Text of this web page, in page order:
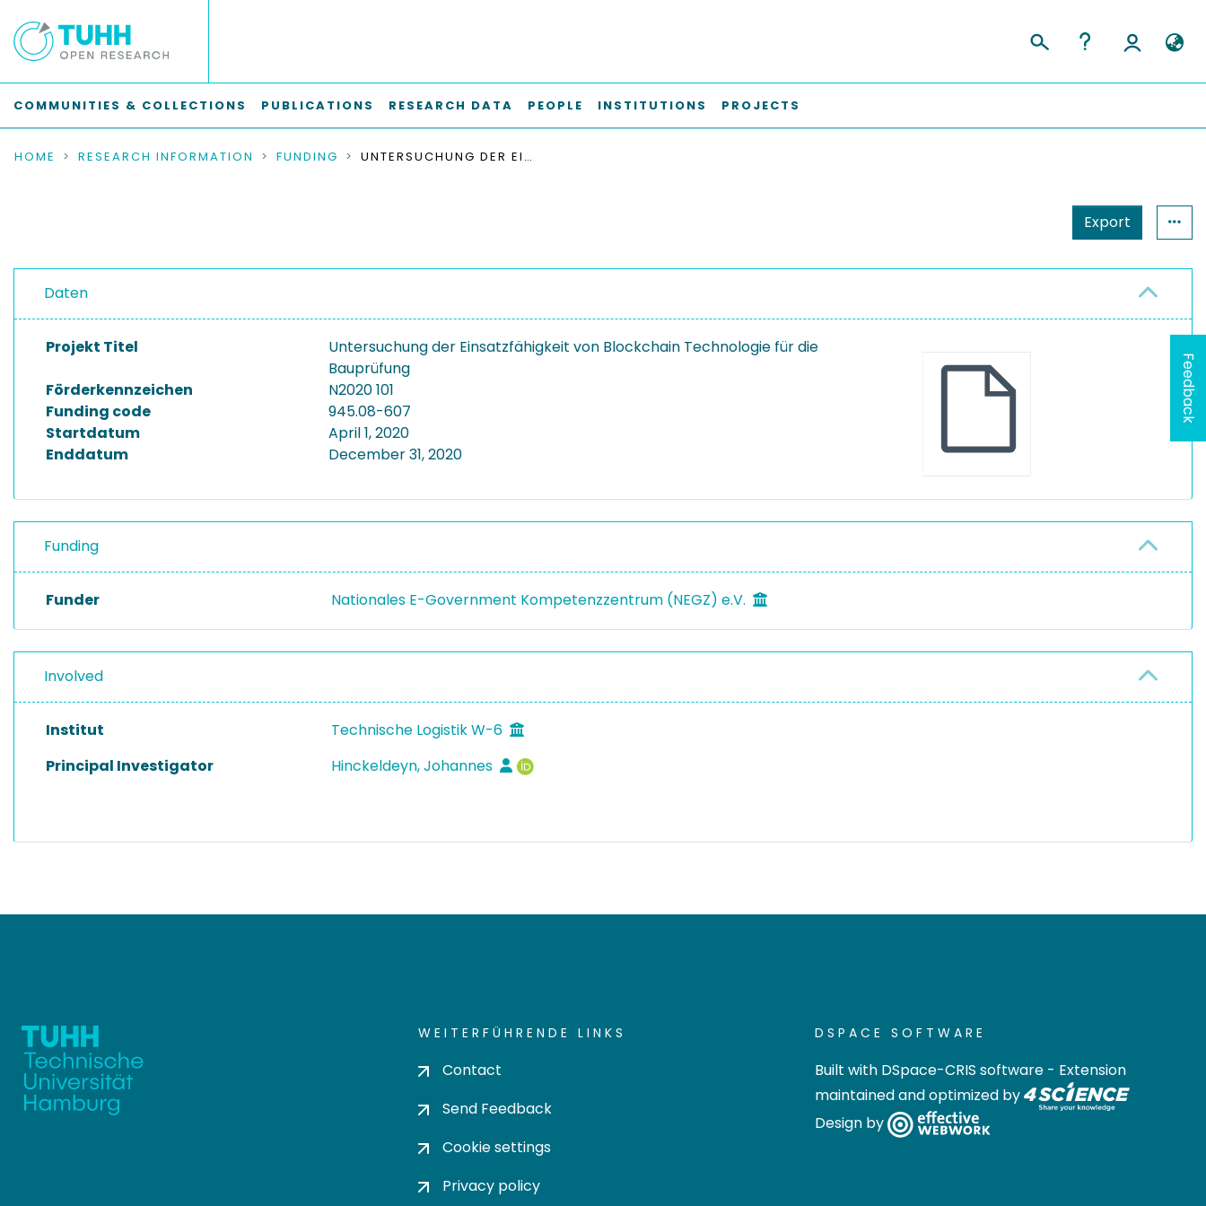
COMMUNITIES & COLLECTIONS PUBLICATIONS RESEARCH DATA PEOPLE INSTITUTIONS PROJECTS
HOME RESEARCH INFORMATION FUNDING UNTERSUCHUNG DER EINSATZFÄHIGKEIT VON BLOCKCHAIN TECHNOLOGIE FÜR DIE BAUPRÜFUNG
Export
Daten
Projekt Titel
Untersuchung der Einsatzfähigkeit von Blockchain Technologie für die
Bauprüfung
Förderkennzeichen
N2020 101
Funding code
945.08-607
Startdatum
April 1, 2020
Enddatum
December 31, 2020
Funding
Funder Nationales E-Government Kompetenzzentrum (NEGZ) e.V.
Involved
Institut
Technische Logistik W-6
Principal Investigator
Hinckeldeyn, Johannes
WEITERFÜHRENDE LINKS
Contact
Send Feedback
Cookie settings
Privacy policy
DSPACE SOFTWARE
Built with DSpace-CRIS software - Extension
maintained and optimized by
Design by
Feedback